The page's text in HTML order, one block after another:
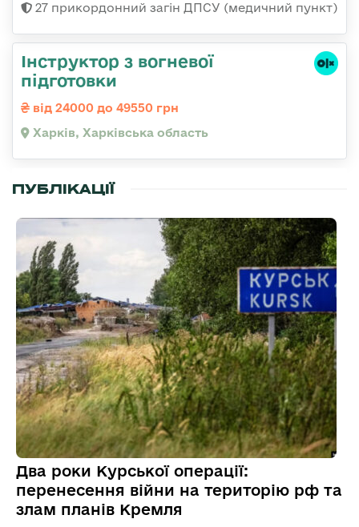
27 прикордонний загін ДПСУ (медичний пункт)
Інструктор з вогневої
підготовки
від 24000 до 49550 грн
Харків, Харківська область
ПУБЛІКАЦІЇ
Два роки Курської операції:
перенесення війни на територію рф та
злам планів Кремля